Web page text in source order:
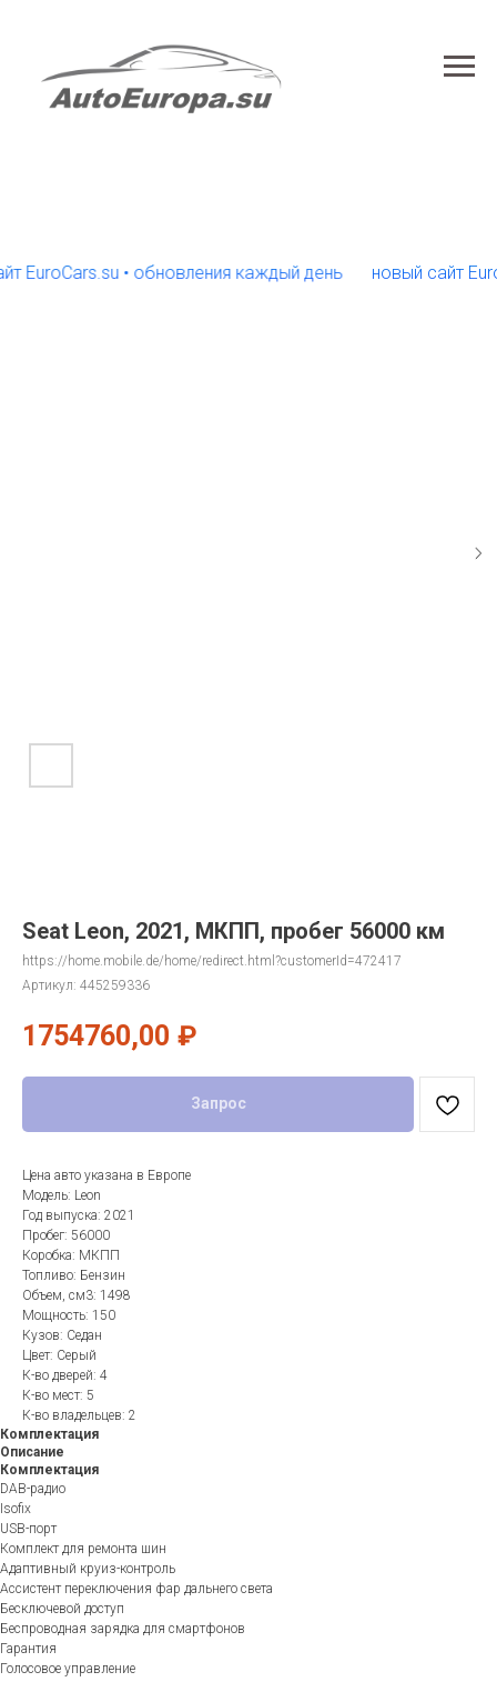
• обновления каждый день новый сайт
Seat Leon, 2021, МКПП, пробег 56000 км
https://home.mobile.de/home/redirect.html?customerId=472417
Артикул: 445259336
1754760,00 ₽
Запрос
Цена авто указана в Европе
Модель: Leon
Год выпуска: 2021
Пробег: 56000
Коробка: МКПП
Топливо: Бензин
Объем, см3: 1498
Мощность: 150
Кузов: Седан
Цвет: Серый
К-во дверей: 4
К-во мест: 5
К-во владельцев: 2
Комплектация
Описание
Комплектация
DAB-радио
Isofix
USB-порт
Комплект для ремонта шин
Адаптивный круиз-контроль
Ассистент переключения фар дальнего света
Бесключевой доступ
Беспроводная зарядка для смартфонов
Гарантия
Голосовое управление